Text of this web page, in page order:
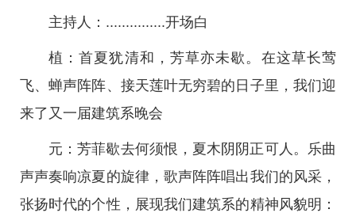
主持人：...............开场白
植：首夏犹清和，芳草亦未歇。在这草长莺
飞、蝉声阵阵、接天莲叶无穷碧的日子里，我们迎
来了又一届建筑系晚会
元：芳菲歇去何须恨，夏木阴阴正可人。乐曲
声声奏响凉夏的旋律，歌声阵阵唱出我们的风采，
张扬时代的个性，展现我们建筑系的精神风貌明：